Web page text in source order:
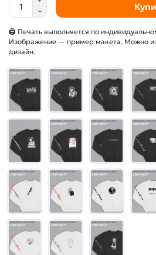
🖨 Печать выполняется по
Изображение — пример макета. Можно
дизайн.